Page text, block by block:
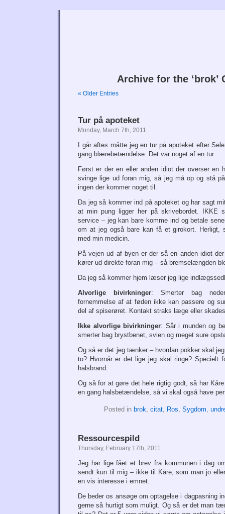
Archive for the ‘brok’
« Older Entries
Tur på apoteket
Monday, March 7th, 2011
I går aftes måtte jeg en tur på apoteket efter
gang blærebetændelse. Det var noget af en tur.
Først er der en eller anden idiot der overser en
svinge lige ud foran mig, så jeg må op og stå
ingen der kommer noget til.
Da jeg så kommer ind på apoteket og har sagt
at min pung ligger her på skrivebordet. IKKE
service – jeg kan bare komme ind og betale
om at jeg også bare kan få et girokort. Herligt,
med min medicin.
På vejen ud af byen er der så en anden idiot
kører ud direkte foran mig – så bremselængden
Da jeg så kommer hjem læser jeg lige
Alvorlige bivirkninger: Smerter bag
fornemmelse af at føden ikke kan passere og
del af spiserøret. Kontakt straks læge eller
Ikke alvorlige bivirkninger: Sår i munden og
smerter bag brystbenet, svien og meget sure
Og så er det jeg tænker – hvordan pokker skal
to? Hvornår er det lige jeg skal ringe? Specielt
halsbrand.
Og så for at gøre det hele rigtig godt, så har
en gang halsbetændelse, så vi skal også have
Posted in brok, citat, Ros, Sygdom,
Ressourcespild
Thursday, February 17th, 2011
Jeg har lige fået et brev fra kommunen i dag
sendt kun til mig – ikke til Kåre, som man jo
en vis interesse i emnet.
De beder os ansøge om optagelse i dagpasning
gerne så hurtigt som muligt. Og så er det man